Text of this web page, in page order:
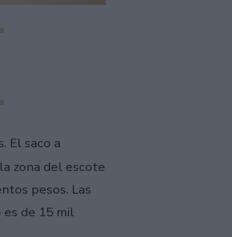
El saco a
zona del escote
pesos. Las
de 15 mil